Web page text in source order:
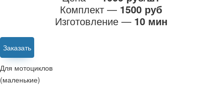
Комплект — 1500 руб
Изготовление — 10 мин
Заказать
Для мотоциклов
(маленькие)